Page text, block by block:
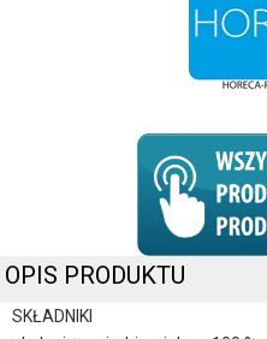
OPIS PRODUKTU
SKŁADNIKI